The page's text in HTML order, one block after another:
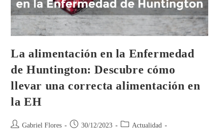
La alimentación en la Enfermedad
de Huntington: Descubre cómo
llevar una correcta alimentación en
la EH
Gabriel Flores 30/12/2023
Actualidad